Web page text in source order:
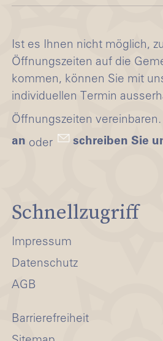
Ist es Ihnen nicht möglich,
Öffnungszeiten auf die
kommen, können Sie mit
individuellen Termin
Öffnungszeiten vereinbaren.
an oder schreiben Sie
Schnellzugriff
Impressum
Datenschutz
AGB
Barrierefreiheit